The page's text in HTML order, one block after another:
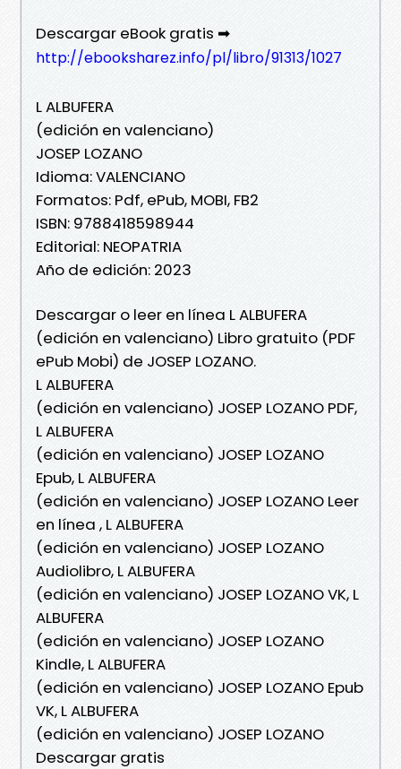
Descargar eBook gratis ➡
http://ebooksharez.info/pl/libro/91313/1027
L ALBUFERA
(edición en valenciano)
JOSEP LOZANO
Idioma: VALENCIANO
Formatos: Pdf, ePub, MOBI, FB2
ISBN: 9788418598944
Editorial: NEOPATRIA
Año de edición: 2023
Descargar o leer en línea L ALBUFERA
(edición en valenciano) Libro gratuito (PDF
ePub Mobi) de JOSEP LOZANO.
L ALBUFERA
(edición en valenciano) JOSEP LOZANO PDF,
L ALBUFERA
(edición en valenciano) JOSEP LOZANO
Epub, L ALBUFERA
(edición en valenciano) JOSEP LOZANO Leer
en línea , L ALBUFERA
(edición en valenciano) JOSEP LOZANO
Audiolibro, L ALBUFERA
(edición en valenciano) JOSEP LOZANO VK, L
ALBUFERA
(edición en valenciano) JOSEP LOZANO
Kindle, L ALBUFERA
(edición en valenciano) JOSEP LOZANO Epub
VK, L ALBUFERA
(edición en valenciano) JOSEP LOZANO
Descargar gratis